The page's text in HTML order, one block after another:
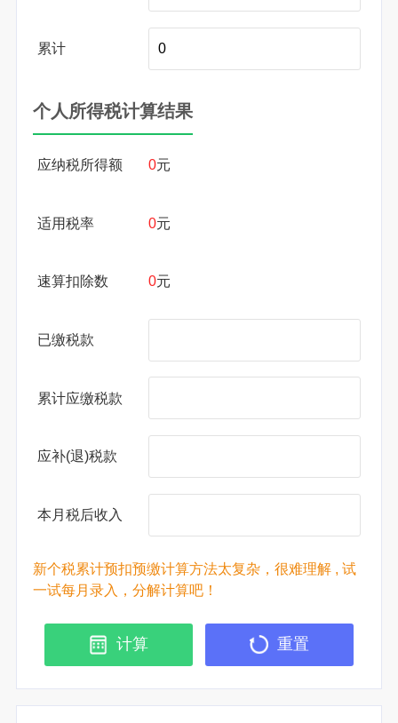
累计
个人所得税计算结果
应纳税所得额 0元
适用税率 0元
速算扣除数 0元
已缴税款
累计应缴税款
应补(退)税款
本月税后收入
新个税累计预扣预缴计算方法太复杂，很难理解 , 试
一试每月录入，分解计算吧！
计算 重置